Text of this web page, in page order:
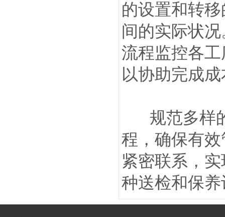
的设置和转
间的实际状
流程监控各
以协助完成
规范多样的
程，确保有
紧密联系，
种送检和保